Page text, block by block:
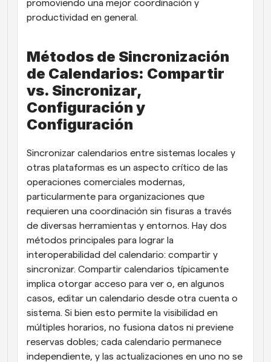
promoviendo una mejor coordinación y
productividad en general.
Métodos de Sincronización
de Calendarios: Compartir
vs. Sincronizar,
Configuración y
Configuración
Sincronizar calendarios entre sistemas locales y
otras plataformas es un aspecto crítico de las
operaciones comerciales modernas,
particularmente para organizaciones que
requieren una coordinación sin fisuras a través
de diversas herramientas y entornos. Hay dos
métodos principales para lograr la
interoperabilidad del calendario: compartir y
sincronizar. Compartir calendarios típicamente
implica otorgar acceso para ver o, en algunos
casos, editar un calendario desde otra cuenta o
sistema. Si bien esto permite la visibilidad en
múltiples horarios, no fusiona datos ni previene
reservas dobles; cada calendario permanece
independiente, y las actualizaciones en uno no se